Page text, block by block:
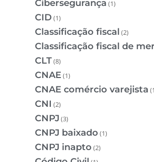
Cibersegurança (1)
CID (1)
Classificação fiscal (2)
Classificação fiscal de
CLT(8)
CNAE(1)
CNAE comércio varejista
CNI (2)
CNPJ (3)
CNPJ baixado (1)
CNPJ inapto (2)